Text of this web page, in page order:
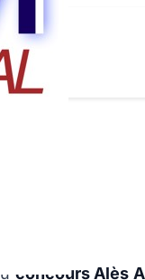
concours Alès